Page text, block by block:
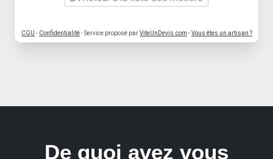
CGU - Confidentialité- Service proposé parViteUnDevis.com -Vous êtes un artisan ?
De quoi avez vous